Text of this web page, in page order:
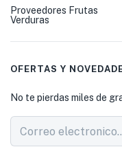
Proveedores Frutas
Verduras
OFERTAS Y
No te pierdas miles de